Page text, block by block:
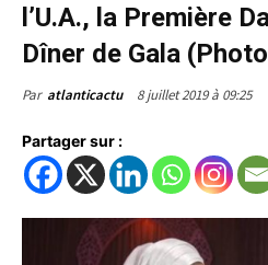
l’U.A., la Première
Dîner de Gala
Par atlanticactu 8 juillet 2019 à 09:25
Partager sur :